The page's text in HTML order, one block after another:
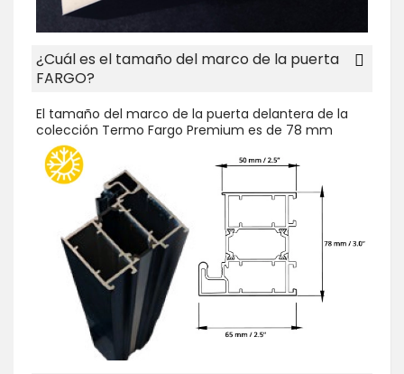
¿Cuál es el tamaño del marco de la puerta
FARGO?
El tamaño del marco de la puerta delantera de la
colección Termo Fargo Premium es de 78 mm